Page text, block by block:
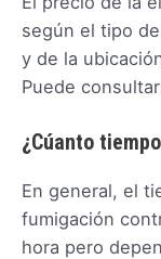
según el tipo
y de la
Puede
¿Cúanto
En general, el
fumigación
hora pero